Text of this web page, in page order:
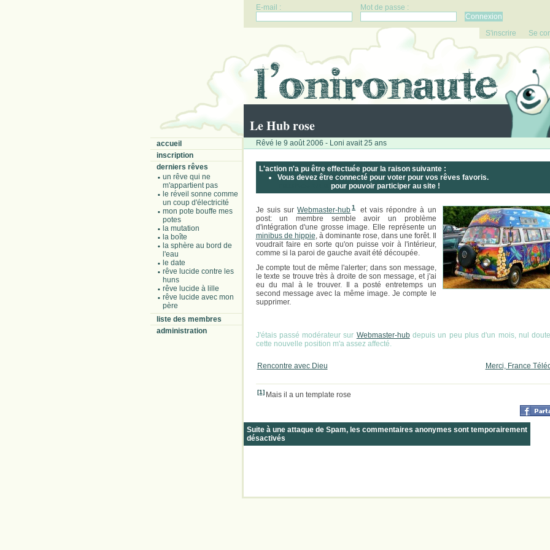
E-mail : Mot de passe :
S'inscrire Se
Le Hub rose
accueil
inscription
derniers rêves
un rêve qui ne
m'appartient pas
le réveil sonne comme
un coup d'électricité
mon pote bouffe mes
potes
la mutation
la boîte
la sphère au bord de
l'eau
le date
rêve lucide contre les
huns
rêve lucide à lille
rêve lucide avec mon
père
liste des membres
administration
Rêvé le 9 août 2006 - Loni avait 25 ans
L'action n'a pu être effectuée pour la raison suivante :
Vous devez être connecté pour voter pour vos rêves favoris.
pour pouvoir participer au site !
Je suis surWebmaster-hub 1
et vais répondre à un
post: un membre semble avoir un problème
d'intégration d'une grosse image. Elle représente un
minibus de hippie, à dominante rose, dans une forêt. Il
voudrait faire en sorte qu'on puisse voir à l'intérieur,
comme si la paroi de gauche avait été découpée.
Je compte tout de même l'alerter; dans son message,
le texte se trouve très à droite de son message, et j'ai
eu du mal à le trouver. Il a posté entretemps un
second message avec la même image. Je compte le
supprimer.
J'étais passé modérateur sur Webmaster-hubdepuis un peu plus d'un mois, nul
cette nouvelle position m'a assez affecté.
Rencontre avec Dieu Merci, France
[1] Mais il a un template rose
Suite à une attaque de Spam, les commentaires anonymes sont temporairement
désactivés